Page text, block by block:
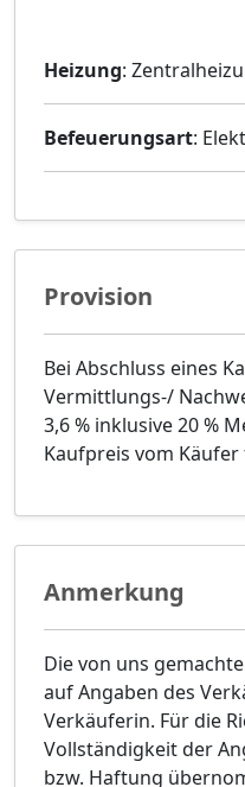
Heizung:
Befeuerungsart:
Provision
Bei Abschluss eines
Vermittlungs-/
3,6 % inklusive 20 %
Kaufpreis vom Käufer
Anmerkung
Die von uns
auf Angaben des
Verkäuferin. Für die
Vollständigkeit der
bzw. Haftung